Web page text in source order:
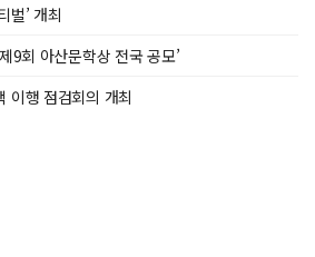
벌’ 개최
9회 아산문학상 전국 공모’
이행 점검회의 개최